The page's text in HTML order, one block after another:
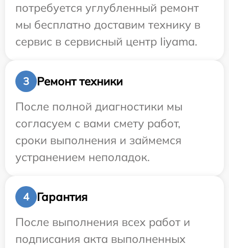
потребуется углубленный ремонт
мы бесплатно доставим технику в
сервис в сервисный центр Iiyama.
3
Ремонт техники
После полной диагностики мы
согласуем с вами смету работ,
сроки выполнения и займемся
устранением неполадок.
4
Гарантия
После выполнения всех работ и
подписания акта выполненных